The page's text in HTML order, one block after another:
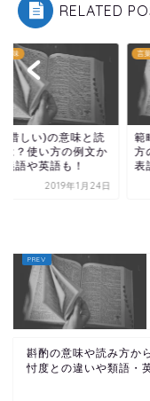
RELATED
意味
(惜しい)の意味と読
は？使い方の例文か
義語や英語も！
2019年1月24日
言
範
方
表
斟酌の意味や読み方か
忖度との違いや類語・